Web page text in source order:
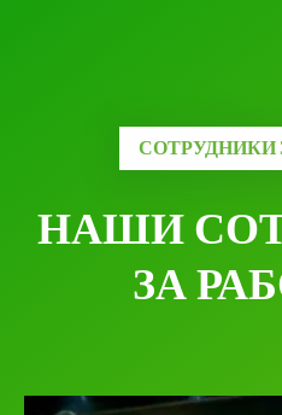
СОТРУДНИКИ
НАШИ
ЗА